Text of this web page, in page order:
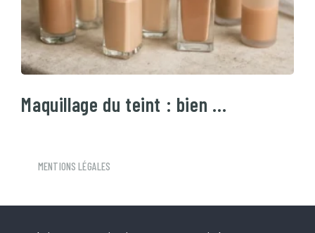
Maquillage du teint : bien …
MENTIONS LÉGALES